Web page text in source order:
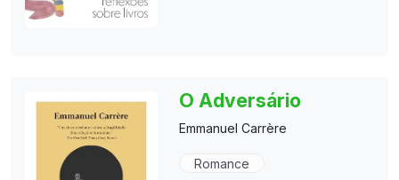
O Adversário
Emmanuel Carrère
Romance